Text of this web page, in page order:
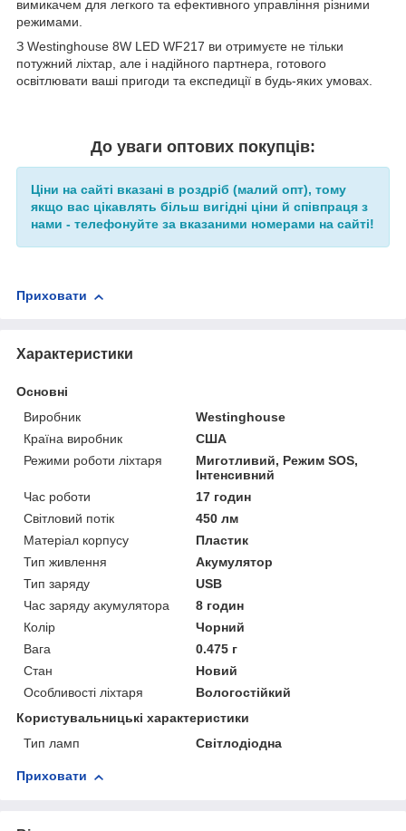
вимикачем для легкого та ефективного управління різними
режимами.
З Westinghouse 8W LED WF217 ви отримуєте не тільки
потужний ліхтар, але і надійного партнера, готового
освітлювати ваші пригоди та експедиції в будь-яких умовах.
До уваги оптових покупців:
Ціни на сайті вказані в роздріб (малий опт), тому
якщо вас цікавлять більш вигідні ціни й співпраця з
нами - телефонуйте за вказаними номерами на сайті!
Приховати
Характеристики
Основні
Виробник
Westinghouse
Країна виробник
США
Режими роботи ліхтаря
Миготливий, Режим SOS,
Інтенсивний
Час роботи
17 годин
Світловий потік
450 лм
Матеріал корпусу
Пластик
Тип живлення
Акумулятор
Тип заряду
USB
Час заряду акумулятора
8 годин
Колір
Чорний
Вага
0.475 г
Стан
Новий
Особливості ліхтаря
Вологостійкий
Користувальницькі характеристики
Тип ламп
Світлодіодна
Приховати